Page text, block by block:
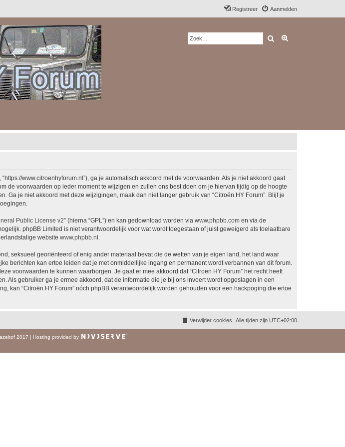
Aanmelden
Registreer
Zoek
www.citroenhyforum.nl”), ga je automatisch akkoord met de voorwaarden. Als je niet akkoord gaat
de voorwaarden op ieder moment te wijzigen en zullen ons best doen om je hiervan tijdig op de hoogte
je niet akkoord met deze wijzigingen, maak dan niet langer gebruik van “Citroën HY Forum”. Blijf je
Public License v2” (hierna “GPL”) en kan gedownload worden via www.phpbb.com en via de
phpBB Limited is niet verantwoordelijk voor wat wordt toegestaan of juist geweigerd als toelaatbare
website www.phpbb.nl
seksueel georiënteerd of enig ander materiaal bevat die de wetten van je eigen land, het land waar
berichten kan ertoe leiden dat je met onmiddellijke ingang en permanent wordt verbannen van dit forum.
voorwaarden te kunnen waarborgen. Je gaat er mee akkoord dat “Citroën HY Forum” het recht heeft
Als gebruiker ga je ermee akkoord, dat de informatie die je bij ons invoert wordt opgeslagen in een
kan “Citroën HY Forum” nóch phpBB verantwoordelijk worden gehouden voor een hackpoging die ertoe
Alle tijden zijn UTC+02:00
Verwijder cookies
2017 | Hosting provided by